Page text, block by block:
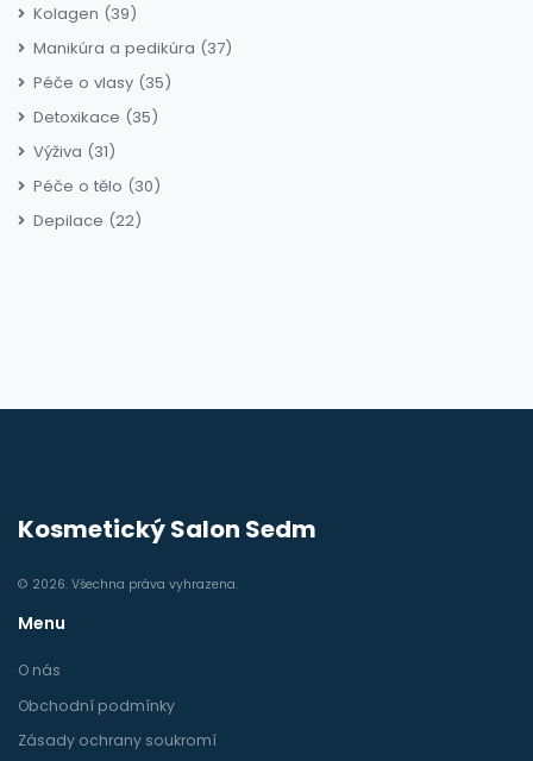
Kolagen (39)
Manikúra a pedikúra (37)
Péče o vlasy (35)
Detoxikace (35)
Výživa (31)
Péče o tělo (30)
Depilace (22)
Kosmetický Salon Sedm
© 2026. Všechna práva vyhrazena.
Menu
O nás
Obchodní podmínky
Zásady ochrany soukromí